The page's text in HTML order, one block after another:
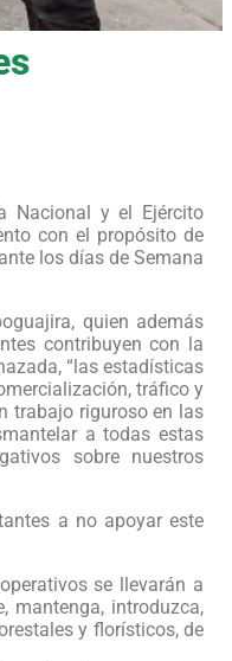
Nacional y el Ejército
con el propósito de
los días de Semana
quien además
contribuyen con la
“las estadísticas
tráfico y
trabajo riguroso en las
a todas estas
sobre nuestros
a no apoyar este
se llevarán a
mantenga, introduzca,
y florísticos, de